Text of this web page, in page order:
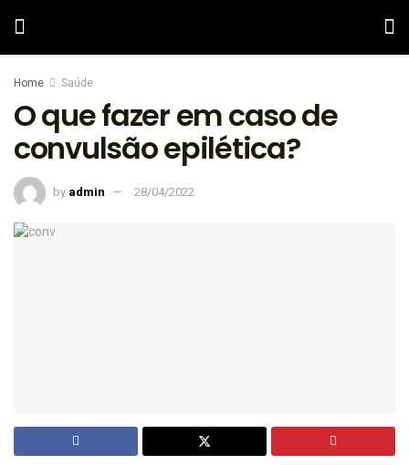
Home Saúde
O que fazer em caso de
convulsão epilética?
by admin 28/04/2022